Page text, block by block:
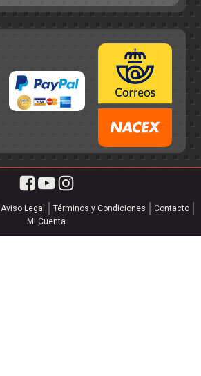
Aviso Legal Términos y Condiciones
Contacto
Mi Cuenta